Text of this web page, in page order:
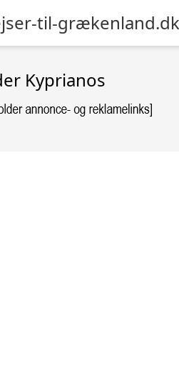
til-grækenland.dk
Kyprianos